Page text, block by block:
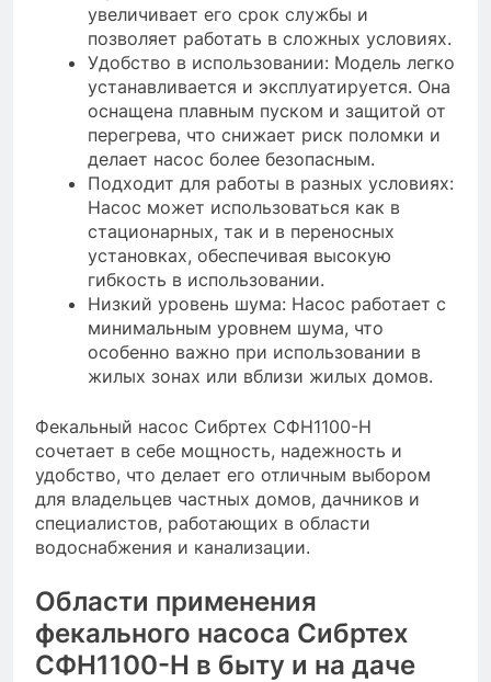
увеличивает его срок службы и
позволяет работать в сложных условиях.
Удобство в использовании: Модель легко
устанавливается и эксплуатируется. Она
оснащена плавным пуском и защитой от
перегрева, что снижает риск поломки и
делает насос более безопасным.
Подходит для работы в разных условиях:
Насос может использоваться как в
стационарных, так и в переносных
установках, обеспечивая высокую
гибкость в использовании.
Низкий уровень шума: Насос работает с
минимальным уровнем шума, что
особенно важно при использовании в
жилых зонах или вблизи жилых домов.
Фекальный насос Сибртех СФН1100-Н
сочетает в себе мощность, надежность и
удобство, что делает его отличным выбором
для владельцев частных домов, дачников и
специалистов, работающих в области
водоснабжения и канализации.
Области применения
фекального насоса Сибртех
СФН1100-Н в быту и на даче